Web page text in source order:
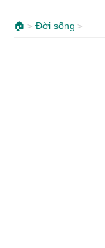
🏠 Đời sống